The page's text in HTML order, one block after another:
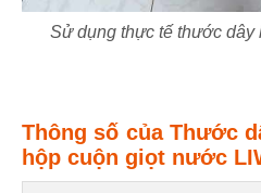
Sử dụng thực tế thước dây
Thông số của Thước
hộp cuộn giọt nước